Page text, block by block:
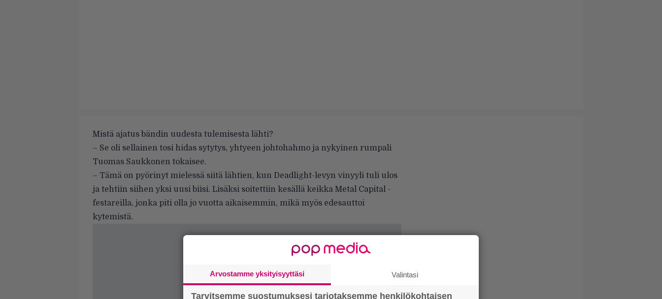
Mistä ajatus bändin uudesta tulemisesta lähti?
– Se oli sellainen tosi hidas sytytys, yhtyeen johtohahmo ja nykyinen rumpali
Tuomas Saukkonen tokaisee.
– Tämä on pyörinyt mielessä siitä lähtien, kun Deadlight-levyn vinyyli tuli ulos
ja tehtiin siihen yksi uusi biisi. Lisäksi soitettiin kesällä keikka Metal Capital -
festareilla, jonka piti olla jo vuotta aikaisemmin, mikä myös edesauttoi
kytemistä.
Arvostamme yksityisyyttäsi Valintasi
Tarvitsemme suostumuksesi tarjotaksemme henkilökohtaisen